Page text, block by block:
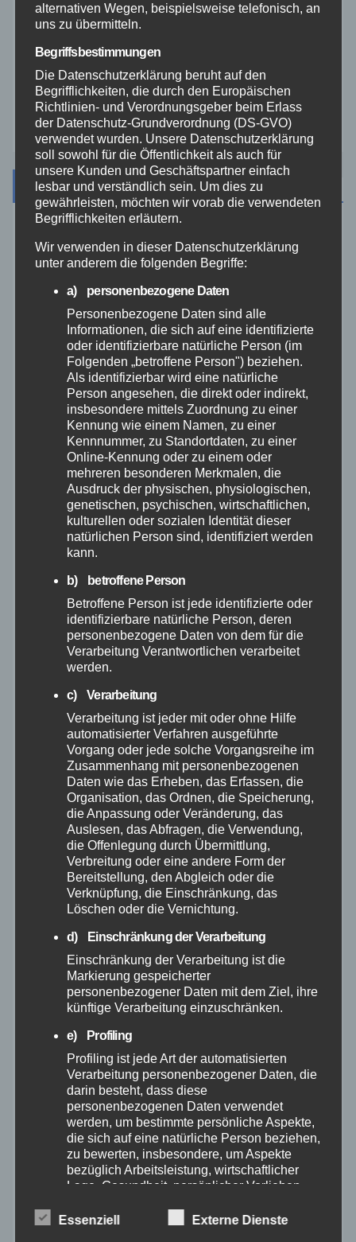
Video
Westerwald
Zoll
Archiv
Juni 2026
Mai 2026
April 2026
März 2026
Februar 2026
Januar 2026
Dezember 2025
November 2025
Oktober 2025
September 2025
August 2025
Juli 2025
Juni 2025
Mai 2025
April 2025
März 2025
Februar 2025
Januar 2025
Dezember 2024
November 2024
Oktober 2024
alternativen Wegen, beispielsweise telefonisch, an
uns zu übermitteln.
Begriffsbestimmungen
Die Datenschutzerklärung beruht auf den
Begrifflichkeiten, die durch den Europäischen
Richtlinien- und Verordnungsgeber beim Erlass
der Datenschutz-Grundverordnung (DS-GVO)
verwendet wurden. Unsere Datenschutzerklärung
soll sowohl für die Öffentlichkeit als auch für
unsere Kunden und Geschäftspartner einfach
lesbar und verständlich sein. Um dies zu
gewährleisten, möchten wir vorab die verwendeten
Begrifflichkeiten erläutern.
Wir verwenden in dieser Datenschutzerklärung
unter anderem die folgenden Begriffe:
a) personenbezogene Daten
Personenbezogene Daten sind alle
Informationen, die sich auf eine identifizierte
oder identifizierbare natürliche Person (im
Folgenden „betroffene Person") beziehen.
Als identifizierbar wird eine natürliche
Person angesehen, die direkt oder indirekt,
insbesondere mittels Zuordnung zu einer
Kennung wie einem Namen, zu einer
Kennnummer, zu Standortdaten, zu einer
Online-Kennung oder zu einem oder
mehreren besonderen Merkmalen, die
Ausdruck der physischen, physiologischen,
genetischen, psychischen, wirtschaftlichen,
kulturellen oder sozialen Identität dieser
natürlichen Person sind, identifiziert werden
kann.
b) betroffene Person
Betroffene Person ist jede identifizierte oder
identifizierbare natürliche Person, deren
personenbezogene Daten von dem für die
Verarbeitung Verantwortlichen verarbeitet
werden.
c) Verarbeitung
Verarbeitung ist jeder mit oder ohne Hilfe
automatisierter Verfahren ausgeführte
Vorgang oder jede solche Vorgangsreihe im
Zusammenhang mit personenbezogenen
Daten wie das Erheben, das Erfassen, die
Organisation, das Ordnen, die Speicherung,
die Anpassung oder Veränderung, das
Auslesen, das Abfragen, die Verwendung,
die Offenlegung durch Übermittlung,
Verbreitung oder eine andere Form der
Bereitstellung, den Abgleich oder die
Verknüpfung, die Einschränkung, das
Löschen oder die Vernichtung.
d) Einschränkung der Verarbeitung
Einschränkung der Verarbeitung ist die
Markierung gespeicherter
personenbezogener Daten mit dem Ziel, ihre
künftige Verarbeitung einzuschränken.
e) Profiling
Profiling ist jede Art der automatisierten
Verarbeitung personenbezogener Daten, die
darin besteht, dass diese
personenbezogenen Daten verwendet
werden, um bestimmte persönliche Aspekte,
die sich auf eine natürliche Person beziehen,
zu bewerten, insbesondere, um Aspekte
bezüglich Arbeitsleistung, wirtschaftlicher
Lage, Gesundheit, persönlicher Vorlieben,
Aufenthaltsort oder Ortswechsel dieser
Essenziell Externe Dienste